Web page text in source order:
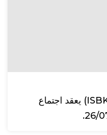
البنك الإسلامي الفلسطيني (ISBK) يعقد اجتماع